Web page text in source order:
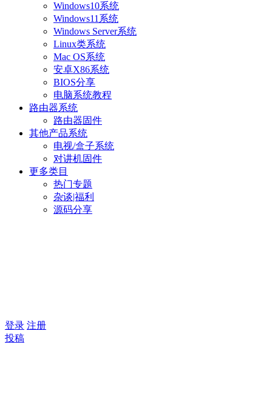
Windows10系统
Windows11系统
Windows Server系统
Linux类系统
Mac OS系统
安卓X86系统
BIOS分享
电脑系统教程
路由器系统
路由器固件
其他产品系统
电视/盒子系统
对讲机固件
更多类目
热门专题
杂谈|福利
源码分享
登录 注册
投稿